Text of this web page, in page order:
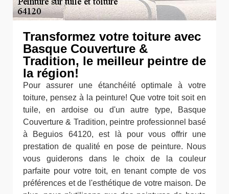
Transformez votre toiture avec
Basque Couverture &
Tradition, le meilleur peintre de
la région!
Pour assurer une étanchéité optimale à votre
toiture, pensez à la peinture! Que votre toit soit en
tuile, en ardoise ou d'un autre type, Basque
Couverture & Tradition, peintre professionnel basé
à Beguios 64120, est là pour vous offrir une
prestation de qualité en pose de peinture. Nous
vous guiderons dans le choix de la couleur
parfaite pour votre toit, en tenant compte de vos
préférences et de l'esthétique de votre maison. De